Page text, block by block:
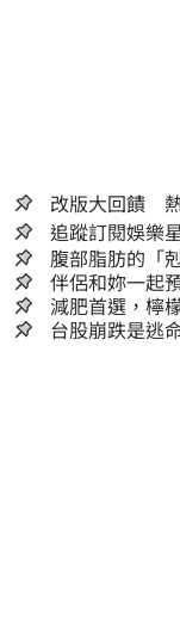
改版大回饋
追蹤訂閱娛樂
腹部脂肪的「
囊，瘦出小蠻
伴侶和妳一起
減肥首選，檸
人生
台股崩跌是逃